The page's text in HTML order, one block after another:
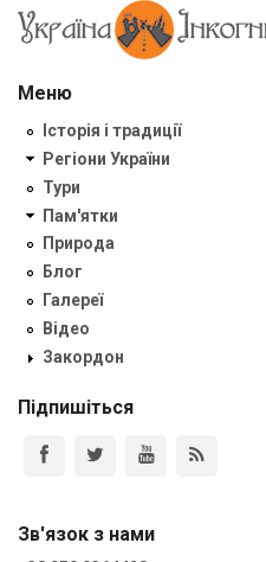
Меню
Історія і традиції
Регіони України
Тури
Пам'ятки
Природа
Блог
Галереї
Відео
Закордон
Підпишіться
Зв'язок з нами